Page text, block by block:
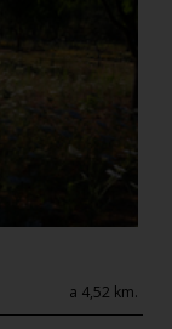
a 4,52 km.